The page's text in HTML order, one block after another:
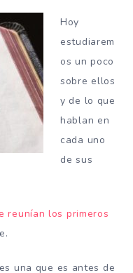
Hoy
estudiarem
os un poco
sobre ellos
y de lo que
hablan en
cada uno
de sus
reunían los primeros
una que es antes de